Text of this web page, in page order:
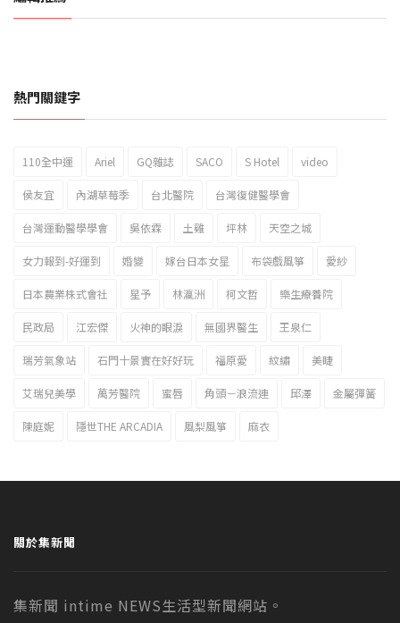
2023新北市北海岸國際風箏節「風在石起」霸氣回歸
熱門關鍵字
110全中運 Ariel GQ雜誌 SACO S Hotel video
侯友宜 內湖草莓季 台北醫院 台灣復健醫學會
台灣運動醫學學會 吳依霖 土雞 坪林 天空之城
女力報到-好運到 婚變 嫁台日本女星 布袋戲風箏 愛紗
日本農業株式會社 星予 林瀛洲 柯文哲 樂生療養院
民政局 江宏傑 火神的眼淚 無國界醫生 王泉仁
瑞芳氣象站 石門十景實在好好玩 福原愛 紋繡 美睫
艾瑞兒美學 萬芳醫院 蜜唇 角頭－浪流連 邱澤 金屬彈簧
陳庭妮 隱世THE ARCADIA 風梨風箏 麻衣
關於集新聞
集新聞 intime NEWS生活型新聞網站。